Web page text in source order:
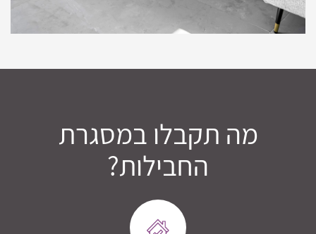
מה תקבלו במסגרת
החבילות?